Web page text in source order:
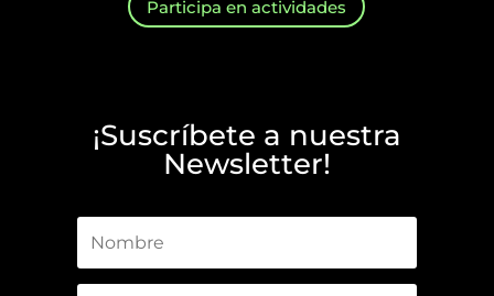
Participa en actividades
¡Suscríbete a nuestra
Newsletter!